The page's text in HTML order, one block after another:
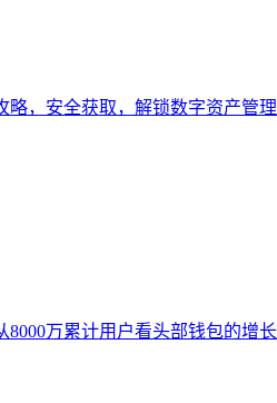
略，安全获取，解锁数字资产管
8000万累计用户看头部钱包的增